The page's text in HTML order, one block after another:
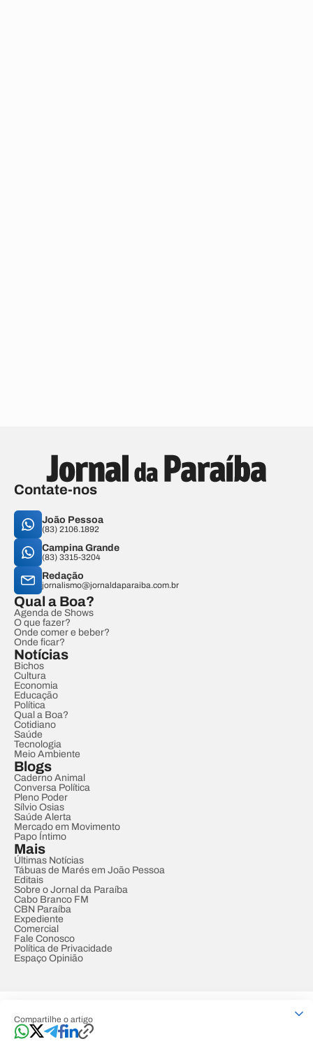
Compartilhe o artigo
Contate-nos
João Pessoa
(83) 2106.1892
Campina Grande
(83) 3315-3204
Redação
jornalismo@jornaldaparaiba.com.br
Qual a Boa?
Agenda de Shows
O que fazer?
Onde comer e beber?
Onde ficar?
Notícias
Bichos
Cultura
Economia
Educação
Política
Qual a Boa?
Cotidiano
Saúde
Tecnologia
Meio Ambiente
Blogs
Caderno Animal
Conversa Política
Pleno Poder
Sílvio Osias
Saúde Alerta
Mercado em Movimento
Papo Íntimo
Mais
Últimas Notícias
Tábuas de Marés em João Pessoa
Editais
Sobre o Jornal da Paraíba
Cabo Branco FM
CBN Paraíba
Expediente
Comercial
Fale Conosco
Política de Privacidade
Espaço Opinião
Developed by Designed by